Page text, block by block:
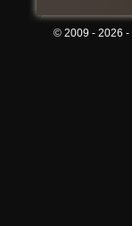
© 2009 - 2026 -